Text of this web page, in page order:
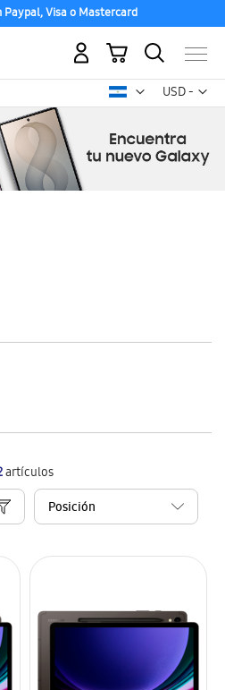
Paypal, Visa o Mastercard
USD -
dólar
Mi carrito
artículos